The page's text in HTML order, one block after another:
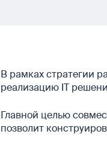
В рамках стратегии
реализацию IT
Главной целью
позволит